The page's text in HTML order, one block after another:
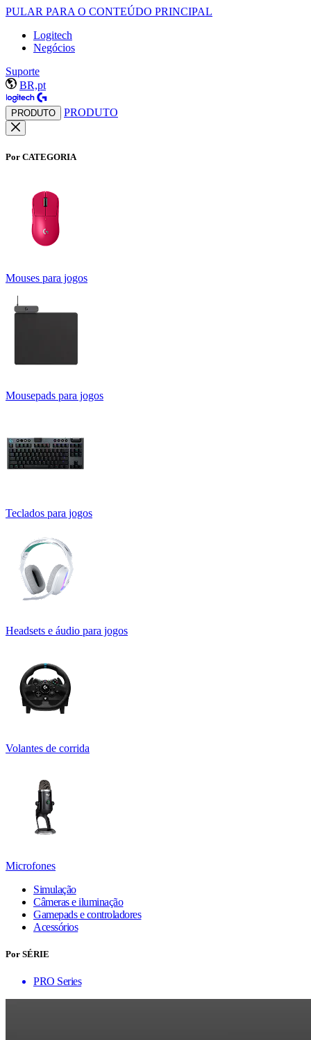
PULAR PARA O CONTEÚDO PRINCIPAL
Logitech
Negócios
Suporte
BR,pt
PRODUTO PRODUTO
Por CATEGORIA
Mouses para jogos
Mousepads para jogos
Teclados para jogos
Headsets e áudio para jogos
Volantes de corrida
Microfones
Simulação
Câmeras e iluminação
Gamepads e controladores
Acessórios
Por SÉRIE
PRO Series